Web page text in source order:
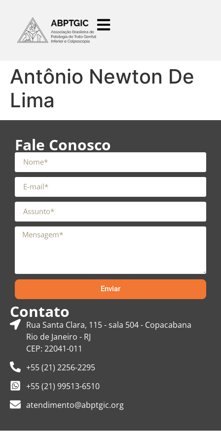
Antônio Newton De
Lima
Fale Conosco
Enviar
Contato
Rua Santa Clara, 115 - sala 504 - Copacabana
Rio de Janeiro - RJ
CEP: 22041-011
+55 (21) 2256-2295
+55 (21) 99513-6510
atendimento@abptgic.org